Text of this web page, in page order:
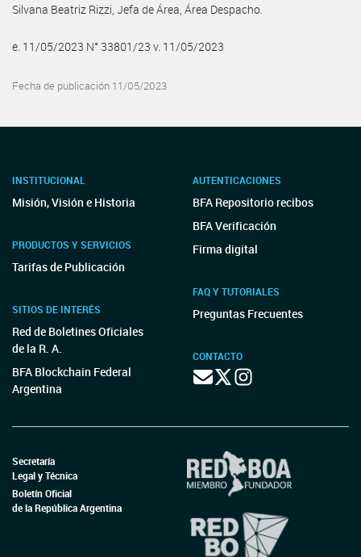
Silvana Beatriz Rizzi, Jefa de Área, Área Despacho.
e. 11/05/2023 N° 33801/23 v. 11/05/2023
Fecha de publicación 11/05/2023
INSTITUCIONAL
Misión, Visión e Historia
PRODUCTOS Y SERVICIOS
Tarifas de Publicación
SITIOS DE INTERÉS
Red de Boletines Oficiales
de la R. A.
BFA Blockchain Federal
Argentina
AUTENTICACIONES
BFA Repositorio recibos
BFA Verificación
Firma digital
FAQ Y TUTORIALES
Preguntas Frecuentes
CONTACTO
Secretaría
Legal y Técnica
Boletín Oficial
de la República Argentina